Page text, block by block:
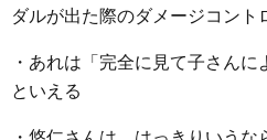
ダルが出た際のダメージコント
・あれは「完全に見て子さんに
といえる